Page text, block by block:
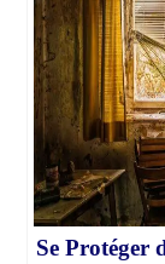
Se Protéger